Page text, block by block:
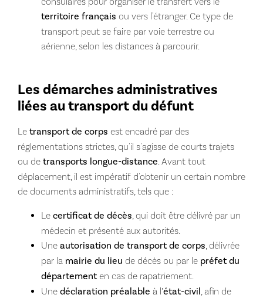
territoire français ou vers l'étranger. Ce type de
transport peut se faire par voie terrestre ou
aérienne, selon les distances à parcourir.
Les démarches administratives
liées au transport du défunt
Le transport de corps est encadré par des
réglementations strictes, qu'il s'agisse de courts trajets
ou de transports longue-distance . Avant tout
déplacement, il est impératif d'obtenir un certain nombre
de documents administratifs, tels que :
Le certificat de décès , qui doit être délivré par un
médecin et présenté aux autorités.
Une autorisation de transport de corps , délivrée
par la mairie du lieu de décès ou par le préfet du
départementen cas de rapatriement.
Une déclaration préalable à l’état-civil , afin de